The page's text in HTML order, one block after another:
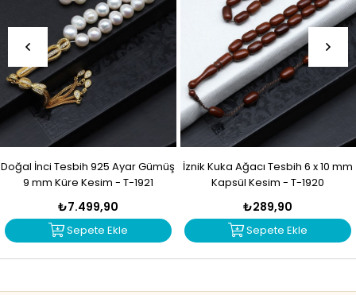
Doğal İnci Tesbih 925 Ayar Gümüş
9 mm Küre Kesim - T-1921
₺7.499,90
Sepete Ekle
İznik Kuka Ağacı Tesbih 6 x 10 mm
Kapsül Kesim - T-1920
₺289,90
Sepete Ekle